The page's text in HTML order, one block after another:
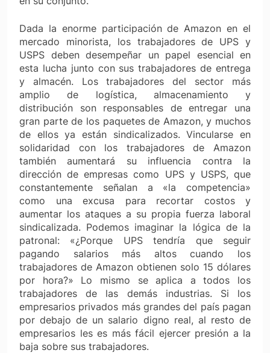
Dada la enorme participación de Amazon en el
mercado minorista, los trabajadores de UPS y
USPS deben desempeñar un papel esencial en
esta lucha junto con sus trabajadores de entrega
y almacén. Los trabajadores del sector más
amplio de logística, almacenamiento y
distribución son responsables de entregar una
gran parte de los paquetes de Amazon, y muchos
de ellos ya están sindicalizados. Vincularse en
solidaridad con los trabajadores de Amazon
también aumentará su influencia contra la
dirección de empresas como UPS y USPS, que
constantemente señalan a «la competencia»
como una excusa para recortar costos y
aumentar los ataques a su propia fuerza laboral
sindicalizada. Podemos imaginar la lógica de la
patronal: «¿Porque UPS tendría que seguir
pagando salarios más altos cuando los
trabajadores de Amazon obtienen solo 15 dólares
por hora?» Lo mismo se aplica a todos los
trabajadores de las demás industrias. Si los
empresarios privados más grandes del país pagan
por debajo de un salario digno real, al resto de
empresarios les es más fácil ejercer presión a la
baja sobre sus trabajadores.